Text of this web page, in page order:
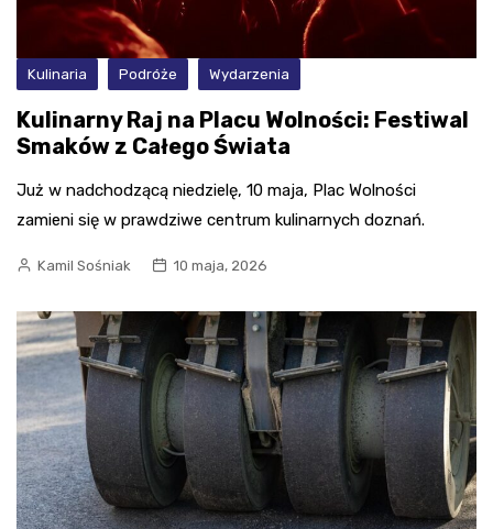
Kulinaria Podróże Wydarzenia
Kulinarny Raj na Placu Wolności: Festiwal
Smaków z Całego Świata
Już w nadchodzącą niedzielę, 10 maja, Plac Wolności
zamieni się w prawdziwe centrum kulinarnych doznań.
Kamil Sośniak 10 maja, 2026